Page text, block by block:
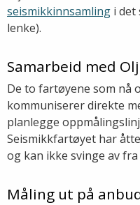
seismikkinnsamling i det
lenke).
Samarbeid med
De to fartøyene som nå
kommuniserer direkte
planlegge
Seismikkfartøyet har
og kan ikke svinge av
Måling ut på